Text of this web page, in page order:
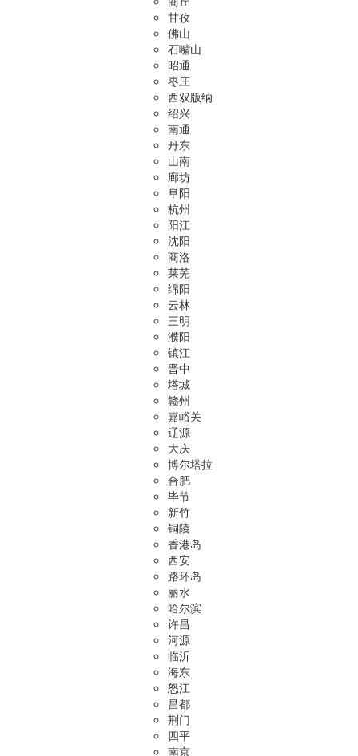
甘孜
佛山
石嘴山
昭通
枣庄
西双版纳
绍兴
南通
丹东
山南
廊坊
阜阳
杭州
阳江
沈阳
商洛
莱芜
绵阳
云林
三明
濮阳
镇江
晋中
塔城
赣州
嘉峪关
辽源
大庆
博尔塔拉
合肥
毕节
新竹
铜陵
香港岛
西安
路环岛
丽水
哈尔滨
许昌
河源
临沂
海东
怒江
昌都
荆门
四平
南京